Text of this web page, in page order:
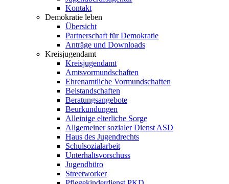
Kontakt
Demokratie leben
Übersicht
Partnerschaft für Demokratie
Anträge und Downloads
Kreisjugendamt
Kreisjugendamt
Amtsvormundschaften
Ehrenamtliche Vormundschaften
Beistandschaften
Beratungsangebote
Beurkundungen
Alleinige elterliche Sorge
Allgemeiner sozialer Dienst ASD
Haus des Jugendrechts
Schulsozialarbeit
Unterhaltsvorschuss
Jugendbüro
Streetworker